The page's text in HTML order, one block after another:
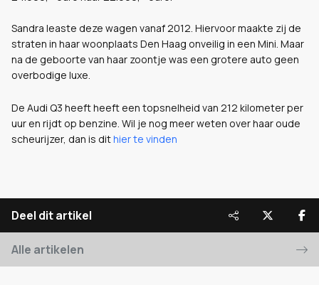
Sandra leaste deze wagen vanaf 2012. Hiervoor maakte zij de
straten in haar woonplaats Den Haag onveilig in een Mini. Maar
na de geboorte van haar zoontje was een grotere auto geen
overbodige luxe.
De Audi Q3 heeft heeft een topsnelheid van 212 kilometer per
uur en rijdt op benzine. Wil je nog meer weten over haar oude
scheurijzer, dan is dithier te vinden
Deel dit artikel
Alle artikelen